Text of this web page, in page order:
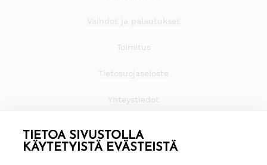
TIETOA SIVUSTOLLA
KÄYTETYISTÄ EVÄSTEISTÄ
Vaihdot ja palautukset
Toimitus
Tietosuojaseloste
Yhteystiedot